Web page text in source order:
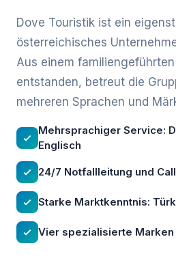
Dove Touristik ist ein
österreichisches
Aus einem
entstanden, betreut die
mehreren Sprachen und
Mehrsprachiger Service:
Englisch
24/7 Notfallleitung und
Starke Marktkenntnis:
Vier spezialisierte Marken